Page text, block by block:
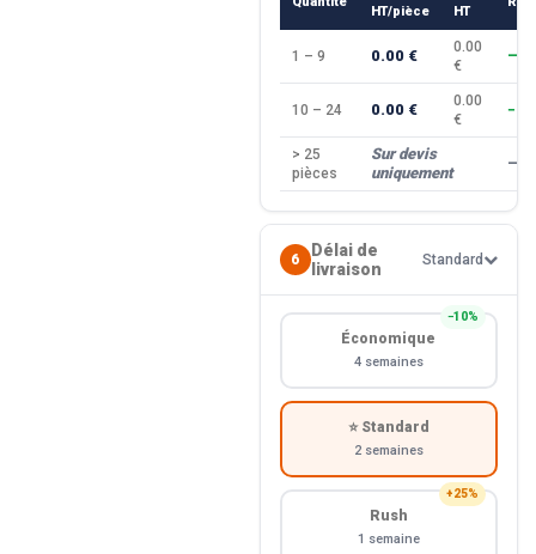
HT/pièce HT
1 – 9 0.00 €
0.00
€
—
10 – 24 0.00 €
0.00
€
> 25
pièces
Sur devis
uniquement
—
6
Délai de
livraison
Standard
−10%
Économique
4 semaines
⭐ Standard
2 semaines
+25%
Rush
1 semaine